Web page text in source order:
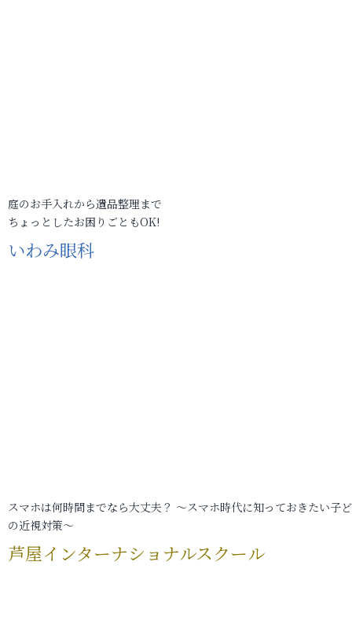
庭のお手入れから遺品整理まで
ちょっとしたお困りごともOK!
いわみ眼科
スマホは何時間までなら大丈夫？ ～スマホ時代に知っておきたい子
の近視対策～
芦屋インターナショナルスクール